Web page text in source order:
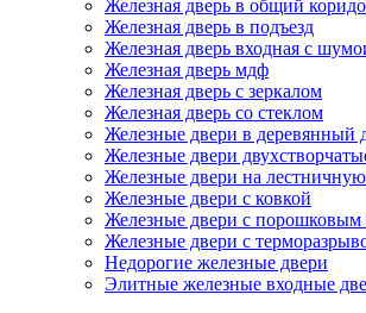
Железная дверь в общий
Железная дверь в подъезд
Железная дверь входная с
Железная дверь мдф
Железная дверь с зеркалом
Железная дверь со стеклом
Железные двери в деревянный
Железные двери
Железные двери на
Железные двери с ковкой
Железные двери с
Железные двери с
Недорогие железные двери
Элитные железные входные